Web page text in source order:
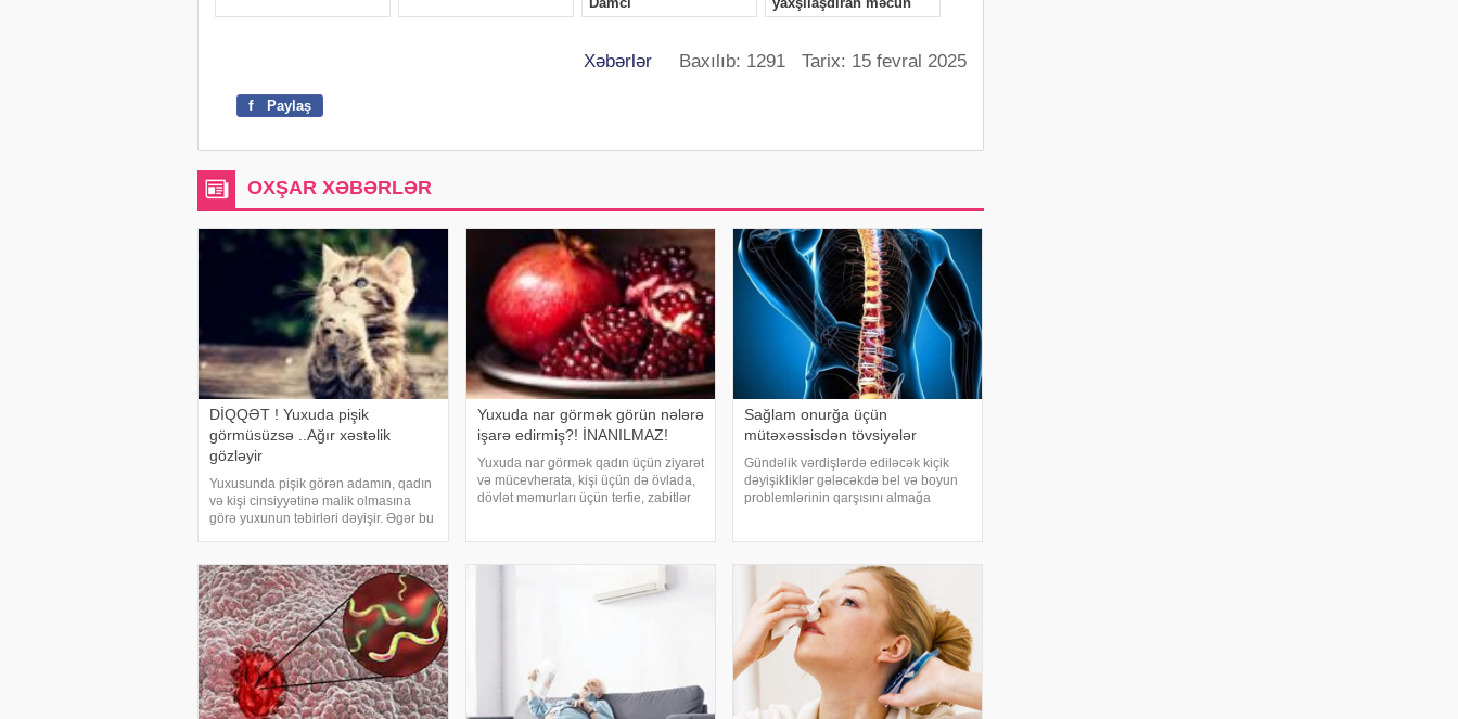
Xəbərlər Baxılıb: 1291 Tarix: 15 fevral 2025
f Paylaş
OXŞAR XƏBƏRLƏR
DİQQƏT ! Yuxuda pişik
görmüsüzsə ..Ağır xəstəlik
gözləyir
Yuxusunda pişik görən adamın, qadın
və kişi cinsiyyətinə malik olmasına
görə yuxunun təbirləri dəyişir. Əgər bu
şəxsiyyətə sahib olduğu, ətrafındak
Yuxuda nar görmək görün nələrə
işarə edirmiş?! İNANILMAZ!
Yuxuda nar görmək qadın üçün ziyarət
və mücevherata, kişi üçün də övlada,
dövlət məmurları üçün terfie, zabitlər
Sağlam onurğa üçün
mütəxəssisdən tövsiyələr
Gündəlik vərdişlərdə ediləcək kiçik
dəyişikliklər gələcəkdə bel və boyun
problemlərinin qarşısını almağa
onurğanın sağlam qalmasınd